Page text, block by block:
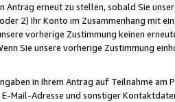
Antrag erneut zu stellen, sobald Sie
2) Ihr Konto im Zusammenhang mit
vorherige Zustimmung keinen
Sie unsere vorherige Zustimmung
in Ihrem Antrag auf Teilnahme
Mail-Adresse und sonstiger